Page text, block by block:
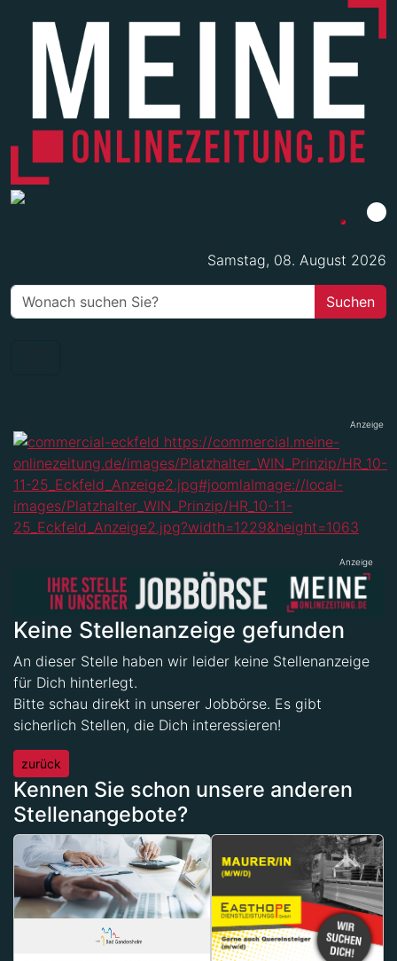
Samstag, 08. August 2026
Anzeige
Anzeige
Keine Stellenanzeige gefunden
An dieser Stelle haben wir leider keine Stellenanzeige
für Dich hinterlegt.
Bitte schau direkt in unserer Jobbörse. Es gibt
sicherlich Stellen, die Dich interessieren!
zurück
Kennen Sie schon unsere anderen
Stellenangebote?